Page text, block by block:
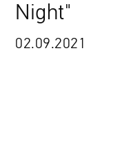
Night"
02.09.2021